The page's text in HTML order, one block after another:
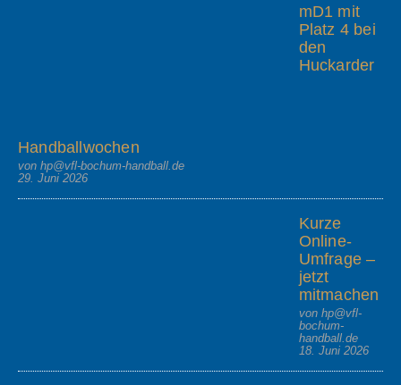
mD1 mit
Platz 4 bei
den
Huckarder
Handballwochen
von hp@vfl-bochum-handball.de
29. Juni 2026
Kurze
Online-
Umfrage –
jetzt
mitmachen
von hp@vfl-
bochum-
handball.de
18. Juni 2026